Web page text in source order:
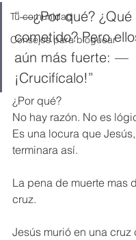
Tu comunidad
Consejos para bloguear
“—¿Por qué?
cometido? Pero
aún más fuerte: —
¡Crucifícalo!”
¿Por qué?
No hay razón. No es
Es una locura que
terminara así.
La pena de muerte mas
cruz.
Jesús murió en una cruz